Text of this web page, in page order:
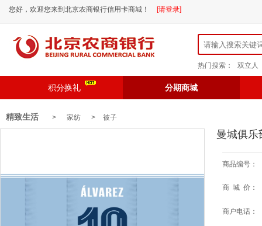
您好，欢迎您来到北京农商银行信用卡商城！ [请登录]
热门搜索： 双立人
积分换礼 分期商城
精致生活 > 家纺 > 被子
曼城俱
商品编号：
商 城 价：
商户电话：